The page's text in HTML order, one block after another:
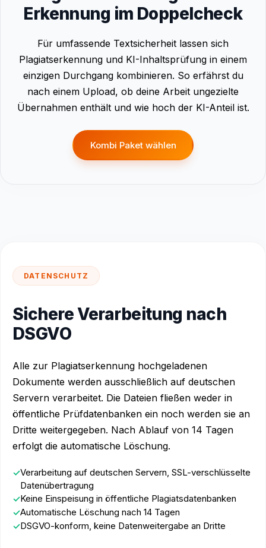
Erkennung im Doppelcheck
Für umfassende Textsicherheit lassen sich
Plagiatserkennung und KI-Inhaltsprüfung in einem
einzigen Durchgang kombinieren. So erfährst du
nach einem Upload, ob deine Arbeit ungezielte
Übernahmen enthält und wie hoch der KI-Anteil ist.
Kombi Paket wählen
DATENSCHUTZ
Sichere Verarbeitung nach
DSGVO
Alle zur Plagiatserkennung hochgeladenen
Dokumente werden ausschließlich auf deutschen
Servern verarbeitet. Die Dateien fließen weder in
öffentliche Prüfdatenbanken ein noch werden sie an
Dritte weitergegeben. Nach Ablauf von 14 Tagen
erfolgt die automatische Löschung.
Verarbeitung auf deutschen Servern, SSL-verschlüsselte
Datenübertragung
Keine Einspeisung in öffentliche Plagiatsdatenbanken
Automatische Löschung nach 14 Tagen
DSGVO-konform, keine Datenweitergabe an Dritte